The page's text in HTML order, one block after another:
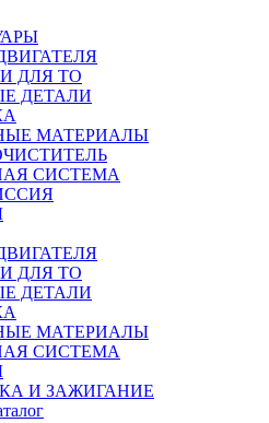
ДЛЯ ТО
ДЕТАЛИ
МАТЕРИАЛЫ
СИСТЕМА
ДЛЯ ТО
ДЕТАЛИ
МАТЕРИАЛЫ
СИСТЕМА
И ЗАЖИГАНИЕ